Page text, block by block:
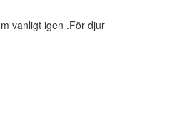
vanligt igen .För djur